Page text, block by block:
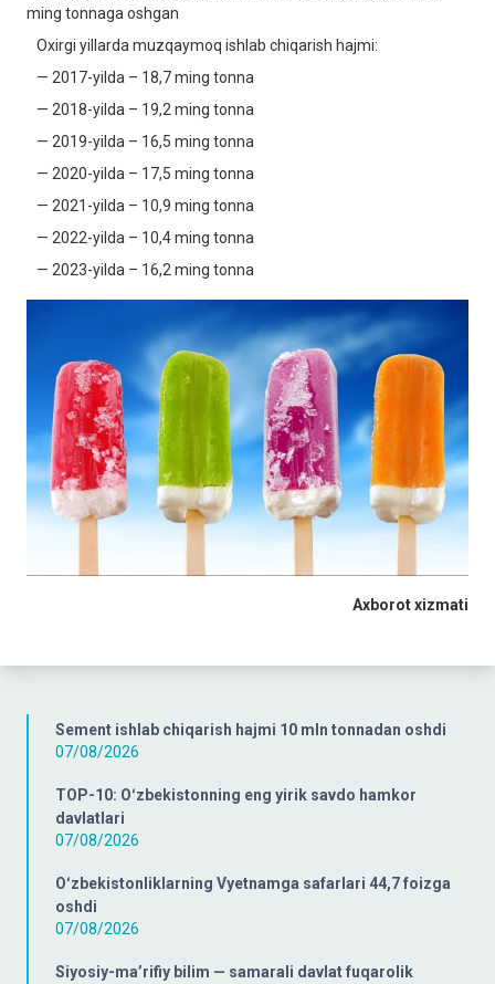
Sement ishlab chiqarish hajmi 10 mln tonnadan oshdi
07/08/2026
TOP-10: Oʻzbekistonning eng yirik savdo hamkor
davlatlari
07/08/2026
Oʻzbekistonliklarning Vyetnamga safarlari 44,7 foizga
oshdi
07/08/2026
Siyosiy-ma’rifiy bilim — samarali davlat fuqarolik
ming tonnaga oshgan
Oxirgi yillarda muzqaymoq ishlab chiqarish hajmi:
— 2017-yilda – 18,7 ming tonna
— 2018-yilda – 19,2 ming tonna
— 2019-yilda – 16,5 ming tonna
— 2020-yilda – 17,5 ming tonna
— 2021-yilda – 10,9 ming tonna
— 2022-yilda – 10,4 ming tonna
— 2023-yilda – 16,2 ming tonna
Axborot xizmati